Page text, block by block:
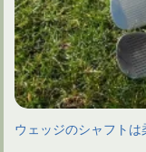
ウェッジのシャフト